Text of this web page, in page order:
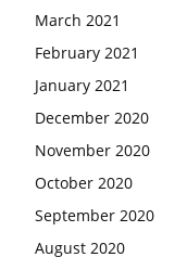
March 2021
February 2021
January 2021
December 2020
November 2020
October 2020
September 2020
August 2020